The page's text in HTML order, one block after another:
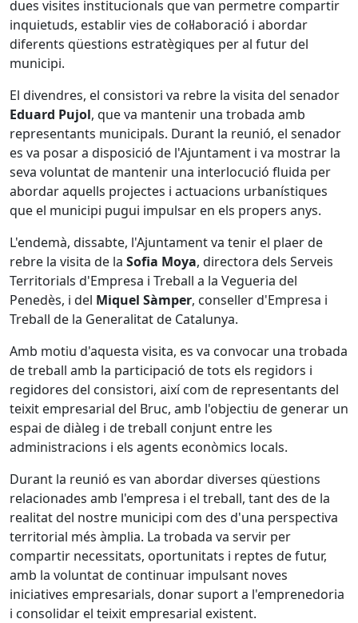
dues visites institucionals que van permetre compartir
inquietuds, establir vies de col·laboració i abordar
diferents qüestions estratègiques per al futur del
municipi.
El divendres, el consistori va rebre la visita del senador
Eduard Pujol, que va mantenir una trobada amb
representants municipals. Durant la reunió, el senador
es va posar a disposició de l'Ajuntament i va mostrar la
seva voluntat de mantenir una interlocució fluida per
abordar aquells projectes i actuacions urbanístiques
que el municipi pugui impulsar en els propers anys.
L'endemà, dissabte, l'Ajuntament va tenir el plaer de
rebre la visita de la Sofia Moya, directora dels Serveis
Territorials d'Empresa i Treball a la Vegueria del
Penedès, i del Miquel Sàmper, conseller d'Empresa i
Treball de la Generalitat de Catalunya.
Amb motiu d'aquesta visita, es va convocar una trobada
de treball amb la participació de tots els regidors i
regidores del consistori, així com de representants del
teixit empresarial del Bruc, amb l'objectiu de generar un
espai de diàleg i de treball conjunt entre les
administracions i els agents econòmics locals.
Durant la reunió es van abordar diverses qüestions
relacionades amb l'empresa i el treball, tant des de la
realitat del nostre municipi com des d'una perspectiva
territorial més àmplia. La trobada va servir per
compartir necessitats, oportunitats i reptes de futur,
amb la voluntat de continuar impulsant noves
iniciatives empresarials, donar suport a l'emprenedoria
i consolidar el teixit empresarial existent.